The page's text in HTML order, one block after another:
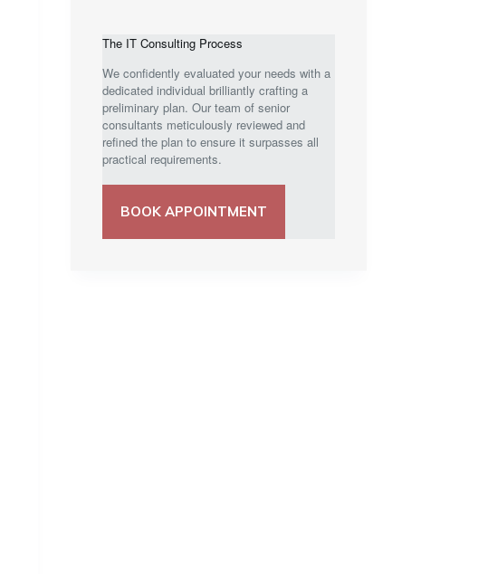
The IT Consulting Process
We confidently evaluated your needs with a
dedicated individual brilliantly crafting a
preliminary plan. Our team of senior
consultants meticulously reviewed and
refined the plan to ensure it surpasses all
practical requirements.
BOOK APPOINTMENT